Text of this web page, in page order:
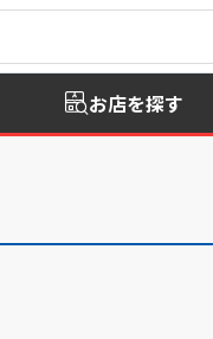
お店を探す